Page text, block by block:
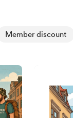
Member discount